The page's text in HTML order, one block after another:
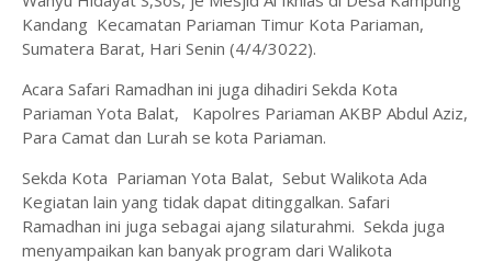
Kandang Kecamatan Pariaman Timur Kota Pariaman,
Sumatera Barat, Hari Senin (4/4/3022).
Acara Safari Ramadhan ini juga dihadiri Sekda Kota
Pariaman Yota Balat, Kapolres Pariaman AKBP Abdul Aziz,
Para Camat dan Lurah se kota Pariaman.
Sekda Kota Pariaman Yota Balat, Sebut Walikota Ada
Kegiatan lain yang tidak dapat ditinggalkan. Safari
Ramadhan ini juga sebagai ajang silaturahmi. Sekda juga
menyampaikan kan banyak program dari Walikota